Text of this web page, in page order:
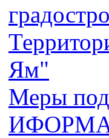
Ям"
Меры